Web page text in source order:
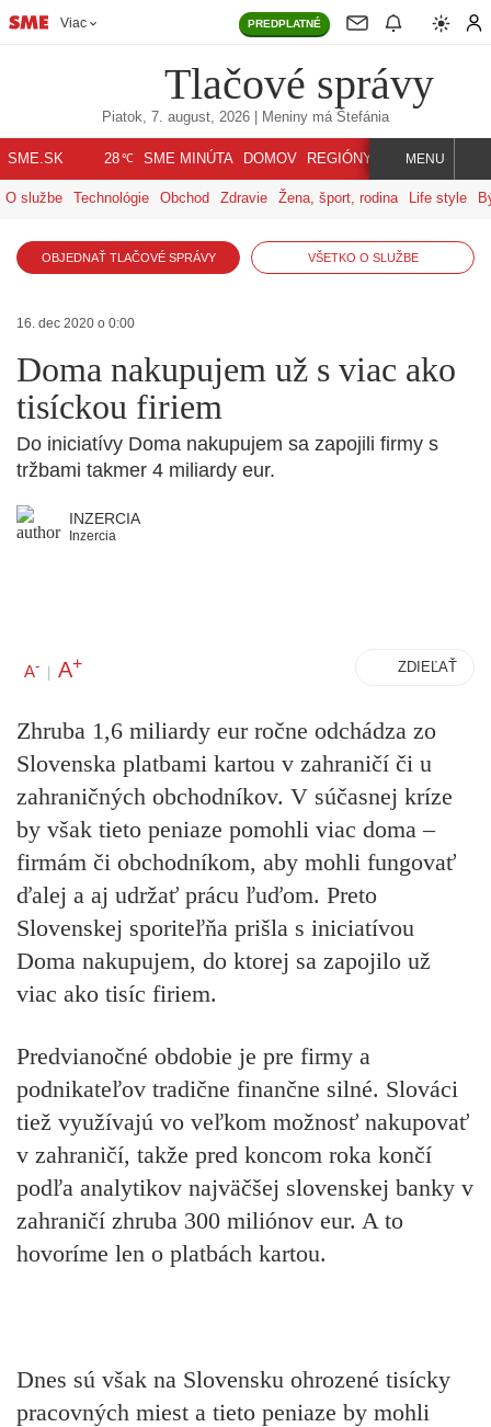
Viac PREDPLATNÉ
Tlačové správy
Piatok, 7. august, 2026 | Meniny má Štefánia
SME.SK 28℃ SME MINÚTA DOMOV REGIÓNY INDEX SVET
MENU
O službe Technológie Obchod Zdravie Žena, šport, rodina Life style
OBJEDNAŤ TLAČOVÉ SPRÁVY VŠETKO O SLUŽBE
16. dec 2020 o 0:00
Doma nakupujem už s viac ako
tisíckou firiem
Do iniciatívy Doma nakupujem sa zapojili firmy s
tržbami takmer 4 miliardy eur.
INZERCIA
Inzercia
A- | A+ ZDIEĽAŤ
Zhruba 1,6 miliardy eur ročne odchádza zo
Slovenska platbami kartou v zahraničí či u
zahraničných obchodníkov. V súčasnej kríze
by však tieto peniaze pomohli viac doma –
firmám či obchodníkom, aby mohli fungovať
ďalej a aj udržať prácu ľuďom. Preto
Slovenskej sporiteľňa prišla s iniciatívou
Doma nakupujem, do ktorej sa zapojilo už
viac ako tisíc firiem.
Predvianočné obdobie je pre firmy a
podnikateľov tradične finančne silné. Slováci
tiež využívajú vo veľkom možnosť nakupovať
v zahraničí, takže pred koncom roka končí
podľa analytikov najväčšej slovenskej banky v
zahraničí zhruba 300 miliónov eur. A to
hovoríme len o platbách kartou.
Dnes sú však na Slovensku ohrozené tisícky
pracovných miest a tieto peniaze by mohli